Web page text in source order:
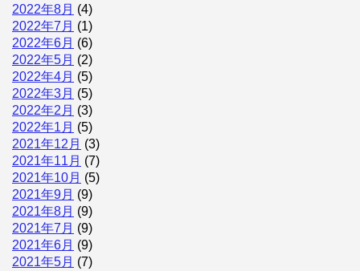
2022年8月 (4)
2022年7月 (1)
2022年6月 (6)
2022年5月 (2)
2022年4月 (5)
2022年3月 (5)
2022年2月 (3)
2022年1月 (5)
2021年12月 (3)
2021年11月 (7)
2021年10月 (5)
2021年9月 (9)
2021年8月 (9)
2021年7月 (9)
2021年6月 (9)
2021年5月 (7)